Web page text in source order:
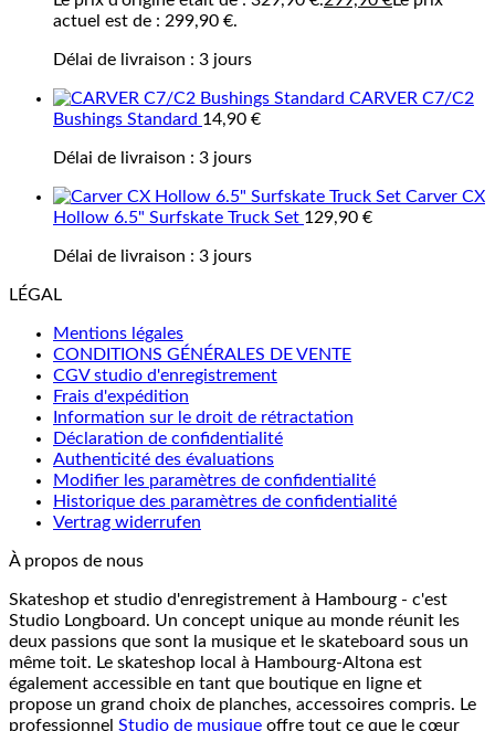
actuel est de : 299,90 €.
Délai de livraison : 3 jours
CARVER C7/C2
Bushings Standard 14,90 €
Délai de livraison : 3 jours
Carver CX
Hollow 6.5" Surfskate Truck Set 129,90 €
Délai de livraison : 3 jours
LÉGAL
Mentions légales
CONDITIONS GÉNÉRALES DE VENTE
CGV studio d'enregistrement
Frais d'expédition
Information sur le droit de rétractation
Déclaration de confidentialité
Authenticité des évaluations
Modifier les paramètres de confidentialité
Historique des paramètres de confidentialité
Vertrag widerrufen
À propos de nous
Skateshop et studio d'enregistrement à Hambourg - c'est
Studio Longboard. Un concept unique au monde réunit les
deux passions que sont la musique et le skateboard sous un
même toit. Le skateshop local à Hambourg-Altona est
également accessible en tant que boutique en ligne et
propose un grand choix de planches, accessoires compris. Le
professionnel Studio de musique offre tout ce que le cœur